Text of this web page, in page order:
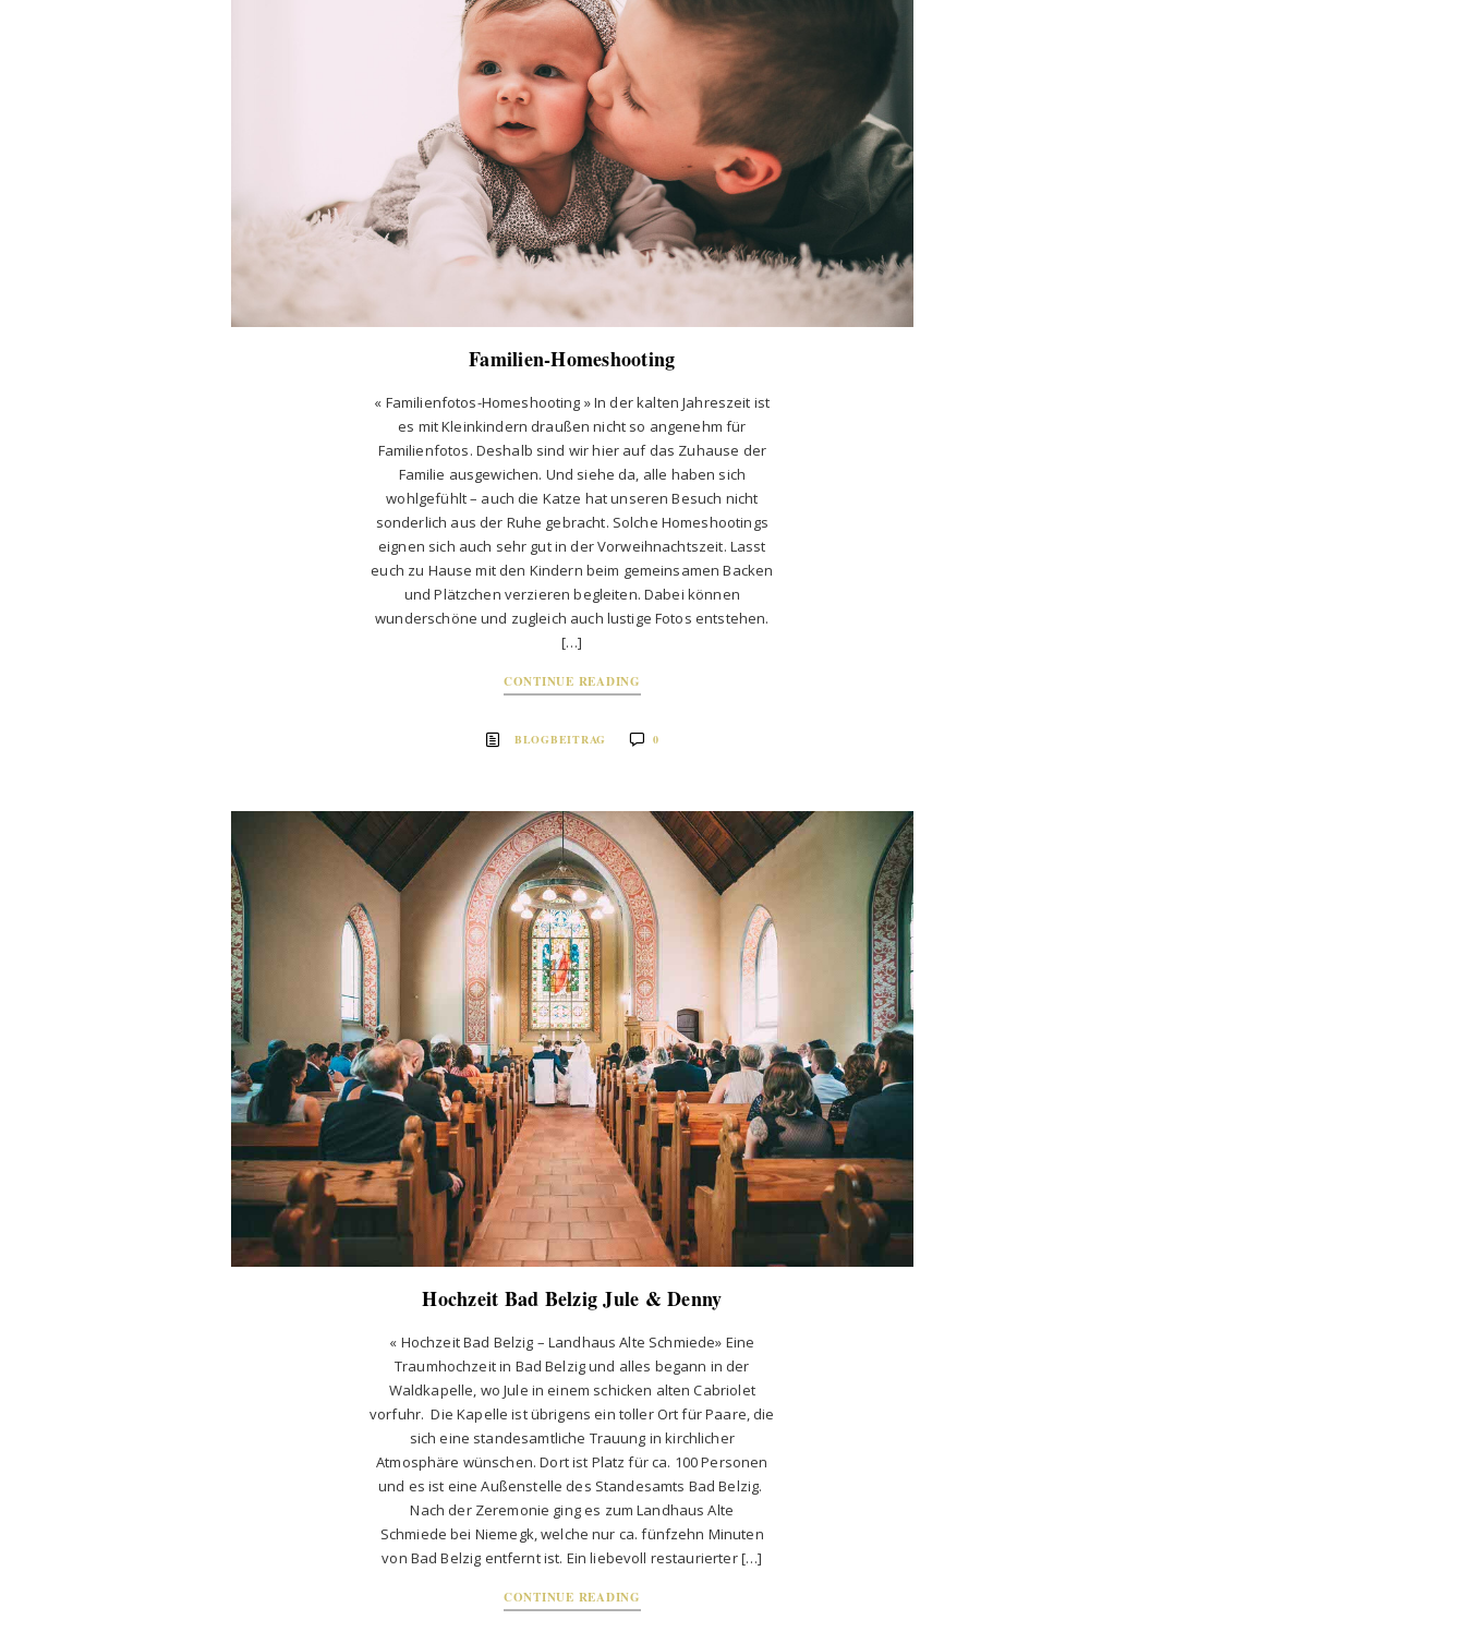
Familien-Homeshooting
« Familienfotos-Homeshooting » In der kalten Jahreszeit ist
es mit Kleinkindern draußen nicht so angenehm für
Familienfotos. Deshalb sind wir hier auf das Zuhause der
Familie ausgewichen. Und siehe da, alle haben sich
wohlgefühlt – auch die Katze hat unseren Besuch nicht
sonderlich aus der Ruhe gebracht. Solche Homeshootings
eignen sich auch sehr gut in der Vorweihnachtszeit. Lasst
euch zu Hause mit den Kindern beim gemeinsamen Backen
und Plätzchen verzieren begleiten. Dabei können
wunderschöne und zugleich auch lustige Fotos entstehen.
[…]
CONTINUE READING
BLOGBEITRAG 0
Hochzeit Bad Belzig Jule & Denny
« Hochzeit Bad Belzig – Landhaus Alte Schmiede» Eine
Traumhochzeit in Bad Belzig und alles begann in der
Waldkapelle, wo Jule in einem schicken alten Cabriolet
vorfuhr. Die Kapelle ist übrigens ein toller Ort für Paare, die
sich eine standesamtliche Trauung in kirchlicher
Atmosphäre wünschen. Dort ist Platz für ca. 100 Personen
und es ist eine Außenstelle des Standesamts Bad Belzig.
Nach der Zeremonie ging es zum Landhaus Alte
Schmiede bei Niemegk, welche nur ca. fünfzehn Minuten
von Bad Belzig entfernt ist. Ein liebevoll restaurierter […]
CONTINUE READING